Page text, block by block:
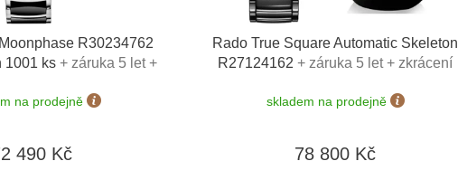
R30234762
1001 ks+ záruka 5 let +
Lederwaren v hodnotě
na prodejně
490 Kč
Rado True Square Automatic Skeleton
R27124162+ záruka 5 let + zkrácení
Designhütte v hodnotě 4050 Kč
skladem na prodejně
78 800 Kč